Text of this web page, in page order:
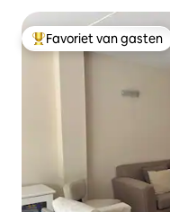
Topfavoriet van gasten
Favoriet van gasten